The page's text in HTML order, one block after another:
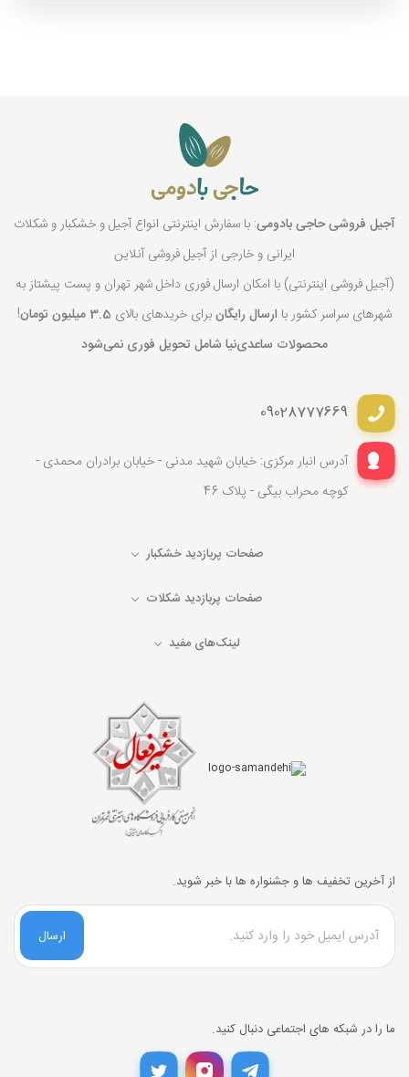
آجیل فروشی حاجی بادومی: با سفارش اینترنتی انواع آجیل و خشکبار و شکلات
ایرانی و خارجی از آجیل فروشی آنلاین
(آجیل فروشی اینترنتی) با امکان ارسال فوری داخل شهر تهران و پست پیشتاز به
شهرهای سراسر کشور با ارسال رایگانبرای خریدهای بالای 3.5 میلیون تومان
!
محصولات ساعدی‌نیا شامل تحویل فوری نمی‌شود
09028777669
آدرس انبار مرکزی: خیابان شهید مدنی - خیابان برادران محمدی -
کوچه محراب بیگی - پلاک 46
صفحات پربازدید خشکبار
صفحات پربازدید شکلات
لینک‌های مفید
از آخرین تخفیف ها و جشنواره ها با خبر شوید.
ارسال
ما را در شبکه های اجتماعی دنبال کنید.